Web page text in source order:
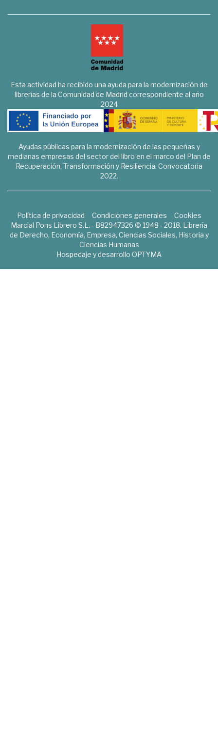
Esta actividad ha recibido una ayuda para la modernización de
librerías de la Comunidad de Madrid correspondiente al año
2024
Ayudas públicas para la modernización de las pequeñas y
medianas empresas del sector del libro en el marco del Plan de
Recuperación, Transformación y Resiliencia. Convocatoria
2022.
Política de privacidad Condiciones generales
Cookies
Marcial Pons Librero S.L. - B82947326 © 1948 - 2018. Librería
de Derecho, Economía, Empresa, Ciencias Sociales, Historia y
Ciencias Humanas
Hospedaje y desarrollo OPTYMA